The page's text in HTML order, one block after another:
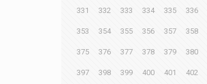
331 332 333 334 335 336
353 354 355 356 357 358
375 376 377 378 379 380
397 398 399 400 401 402